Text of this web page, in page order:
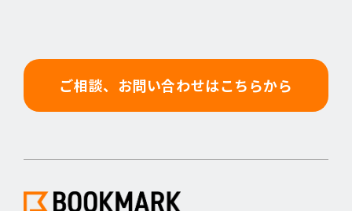
ご相談、お問い合わせはこちらから